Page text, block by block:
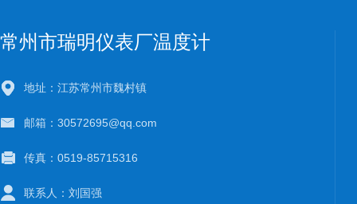
常州市瑞明仪表厂温度计
地址：江苏常州市魏村镇
邮箱：30572695@qq.com
传真：0519-85715316
联系人：刘国强